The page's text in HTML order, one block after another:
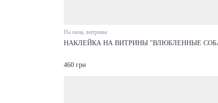
На окна, витрины
НАКЛЕЙКА НА ВИТРИНЫ "ВЛЮБЛЕННЫЕ
460 грн